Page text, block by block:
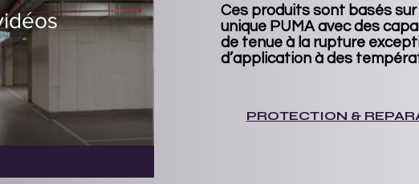
Ces produits sont basés
unique PUMA avec des
de tenue à la rupture
d’application à des
PROTECTION &